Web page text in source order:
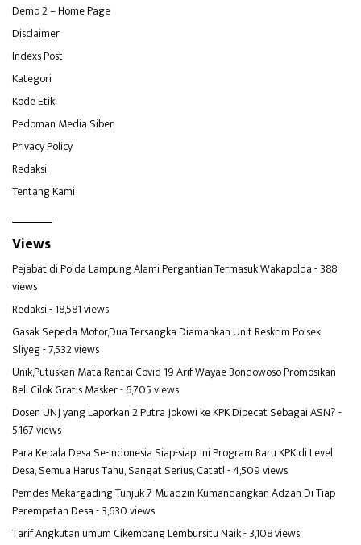
Demo 2 – Home Page
Disclaimer
Indexs Post
Kategori
Kode Etik
Pedoman Media Siber
Privacy Policy
Redaksi
Tentang Kami
Views
Pejabat di Polda Lampung Alami Pergantian,Termasuk Wakapolda- 388
views
Redaksi- 18,581 views
Gasak Sepeda Motor,Dua Tersangka Diamankan Unit Reskrim Polsek
Sliyeg- 7,532 views
Unik,Putuskan Mata Rantai Covid 19 Arif Wayae Bondowoso Promosikan
Beli Cilok Gratis Masker- 6,705 views
Dosen UNJ yang Laporkan 2 Putra Jokowi ke KPK Dipecat Sebagai ASN?-
5,167 views
Para Kepala Desa Se-Indonesia Siap-siap, Ini Program Baru KPK di Level
Desa, Semua Harus Tahu, Sangat Serius, Catat!- 4,509 views
Pemdes Mekargading Tunjuk 7 Muadzin Kumandangkan Adzan Di Tiap
Perempatan Desa- 3,630 views
Tarif Angkutan umum Cikembang Lembursitu Naik- 3,108 views